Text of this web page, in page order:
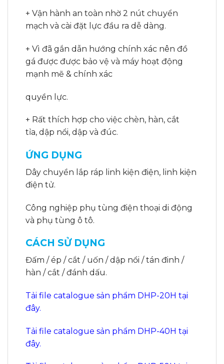
+ Vận hành an toàn nhờ 2 nút chuyển
mạch và cài đặt lực đầu ra dễ dàng.
+ Vì đã gắn dẫn hướng chính xác nên đồ
gá được được bảo vệ và máy hoạt động
mạnh mẽ & chính xác
quyền lực.
+ Rất thích hợp cho việc chèn, hàn, cắt
tỉa, dập nổi, dập và đúc.
ỨNG DỤNG
Dây chuyền lắp ráp linh kiện điện, linh kiện
điện tử.
Công nghiệp phụ tùng điện thoại di động
và phụ tùng ô tô.
CÁCH SỬ DỤNG
Đấm / ép / cắt / uốn / dập nổi / tán đinh /
hàn / cắt / đánh dấu.
Tải file catalogue sản phẩm DHP-20H tại
đây.
Tải file catalogue sản phẩm DHP-40H tại
đây.